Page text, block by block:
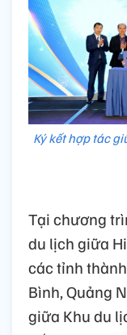
Ký kết hợp tác
Tại chương
du lịch giữa
các tỉnh
Bình, Quảng
giữa Khu du